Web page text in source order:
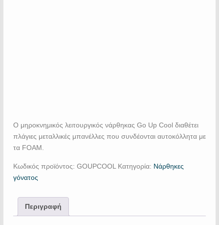
Ο μηροκνημικός λειτουργικός νάρθηκας Go Up Cool διαθέτει
πλάγιες μεταλλικές μπανέλλες που συνδέονται αυτοκόλλητα με
τα FOAM.
Κωδικός προϊόντος: GOUPCOOL Κατηγορία: Νάρθηκες
γόνατος
Περιγραφή